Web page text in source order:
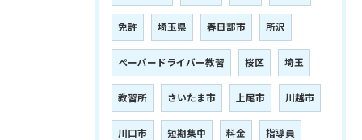
免許 埼玉県 春日部市 所沢
ペーパードライバー教習 桜区 埼玉
教習所 さいたま市 上尾市 川越市
川口市 短期集中 料金 指導員